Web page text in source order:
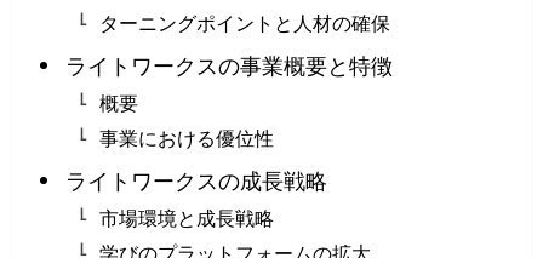
ターニングポイントと人材の確保
ライトワークスの事業概要と特徴
概要
事業における優位性
ライトワークスの成長戦略
市場環境と成長戦略
学びのプラットフォームの拡大